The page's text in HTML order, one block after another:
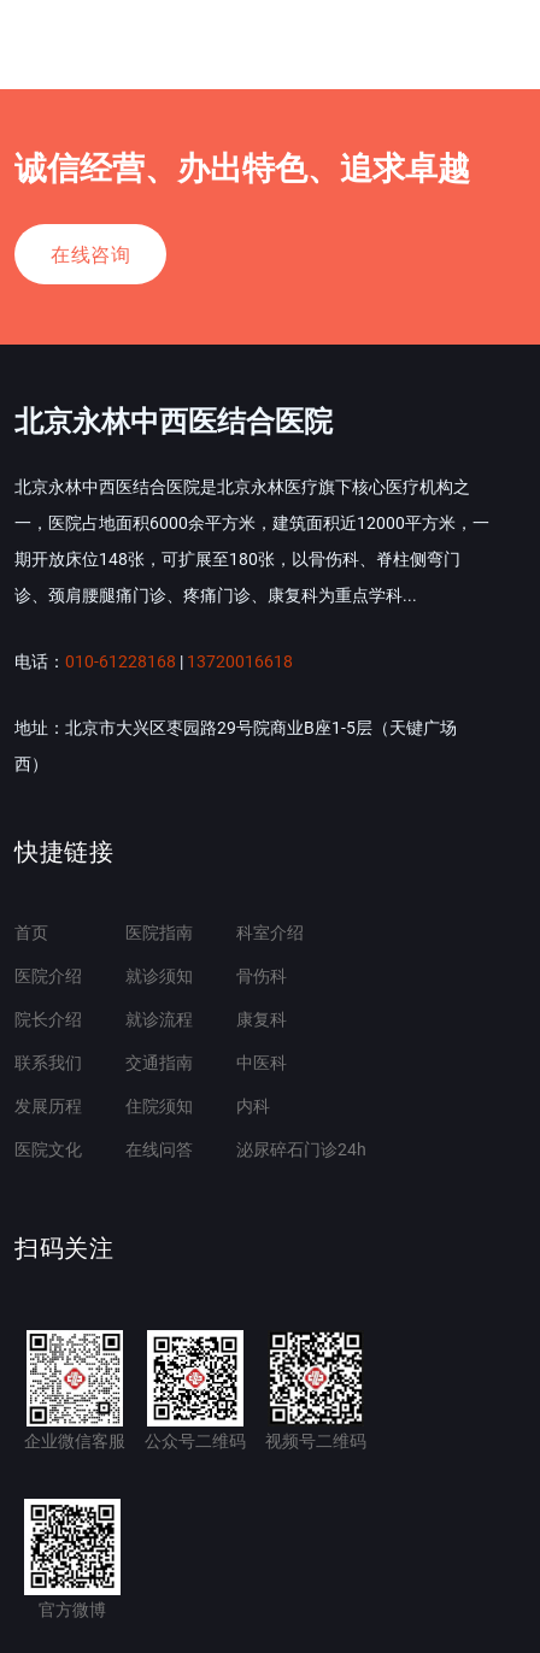
诚信经营、办出特色、追求卓越
在线咨询
北京永林中西医结合医院
北京永林中西医结合医院是北京永林医疗旗下核心医疗机构之
一，医院占地面积6000余平方米，建筑面积近12000平方米，一
期开放床位148张，可扩展至180张，以骨伤科、脊柱侧弯门
诊、颈肩腰腿痛门诊、疼痛门诊、康复科为重点学科...
电话： 010-61228168 | 13720016618
地址：北京市大兴区枣园路29号院商业B座1-5层（天键广场
西）
快捷链接
首页
医院介绍
院长介绍
联系我们
发展历程
医院文化
医院指南
就诊须知
就诊流程
交通指南
住院须知
在线问答
科室介绍
骨伤科
康复科
中医科
内科
泌尿碎石门诊24h
扫码关注
企业微信客服 公众号二维码 视频号二维码
官方微博